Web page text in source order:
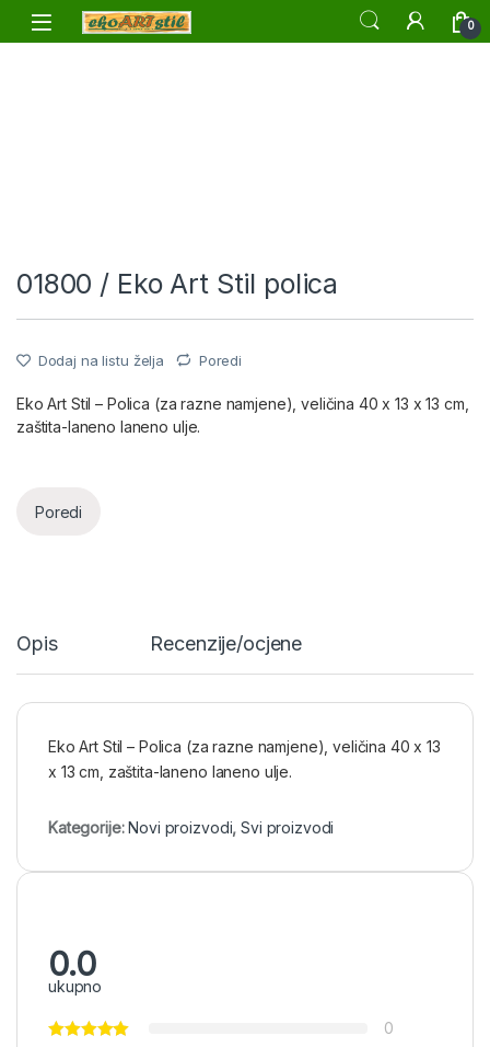
Skip to navigation
Skip to content
0
01800 / Eko Art Stil polica
Dodaj na listu želja Poredi
Eko Art Stil – Polica (za razne namjene), veličina 40 x 13 x 13 cm,
zaštita-laneno laneno ulje.
Poredi
Opis Recenzije/ocjene
Eko Art Stil – Polica (za razne namjene), veličina 40 x 13
x 13 cm, zaštita-laneno laneno ulje.
Kategorije:Novi proizvodi,Svi proizvodi
0.0
ukupno
0